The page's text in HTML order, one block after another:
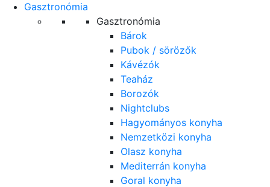
Gasztronómia
Gasztronómia
Bárok
Pubok / sörözők
Kávézók
Teaház
Borozók
Nightclubs
Hagyományos konyha
Nemzetközi konyha
Olasz konyha
Mediterrán konyha
Goral konyha